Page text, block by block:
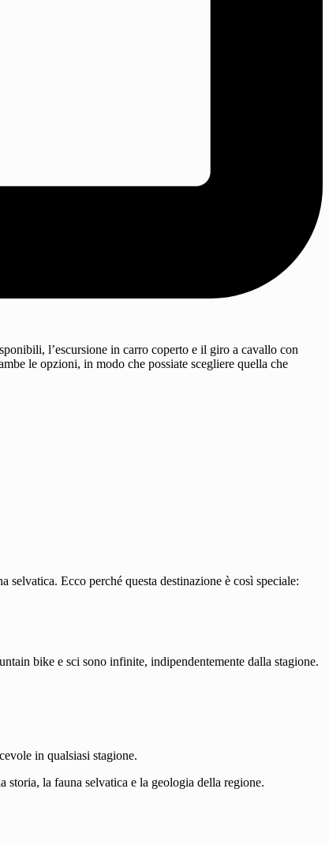
l’escursione in carro coperto e il giro a cavallo con
le opzioni, in modo che possiate scegliere quella che
Ecco perché questa destinazione è così speciale:
bike e sci sono infinite, indipendentemente dalla stagione.
in qualsiasi stagione.
la fauna selvatica e la geologia della regione.